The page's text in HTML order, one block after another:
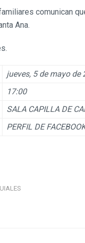
comunican
Ana.
jueves, 5 de mayo de
17:00
SALA CAPILLA DE
PERFIL DE